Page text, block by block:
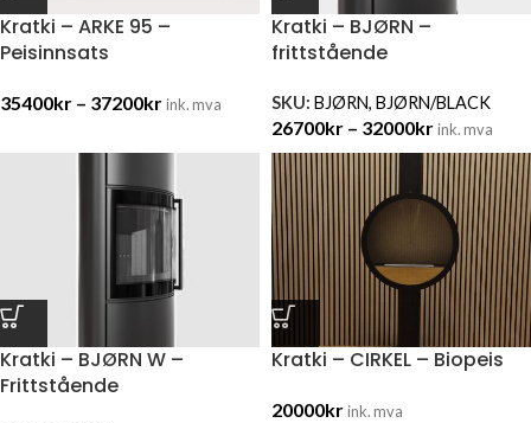
Kratki – ARKE 95 –
Peisinnsats
35400kr – 37200krink. mva
Kratki – BJØRN –
frittstående
SKU: BJØRN, BJØRN/BLACK
26700kr – 32000krink. mva
Kratki – BJØRN W –
Frittstående
Kratki – CIRKEL – Biopeis
20000krink. mva